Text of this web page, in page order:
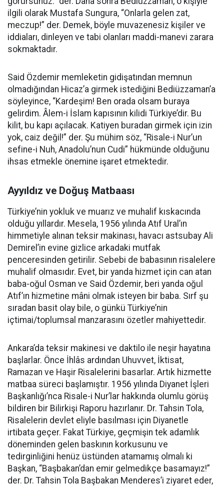
ilgili olarak Mustafa Sungura, “Onlarla gelen zat,
meczup!” der. Demek, böyle muvazenesiz kişiler ve
iddiaları, dinleyen ve tabi olanları maddi-manevi zarara
sokmaktadır.
Said Özdemir memleketin gidişatından memnun
olmadığından Hicaz’a girmek istediğini Bediüzzaman’a
söyleyince, “Kardeşim! Ben orada olsam buraya
gelirdim. Âlem-i İslam kapısının kilidi Türkiye’dir. Bu
kilit, bu kapı açılacak. Katiyen buradan girmek için izin
yok, caiz değil!” der. Şu mühim söz, “Risale-i Nur’un
sefine-i Nuh, Anadolu’nun Cudi” hükmünde olduğunu
ihsas etmekle önemine işaret etmektedir.
Ayyıldız ve Doğuş Matbaası
Türkiye’nin yokluk ve muarız ve muhalif kıskacında
olduğu yıllardır. Mesela, 1956 yılında Atıf Ural’ın
himmetiyle alınan teksir makinası, havacı astsubay Ali
Demirel’in evine gizlice arkadaki mutfak
penceresinden getirilir. Sebebi de babasının risalelere
muhalif olmasıdır. Evet, bir yanda hizmet için can atan
baba-oğul Osman ve Said Özdemir, beri yanda oğul
Atıf’ın hizmetine mâni olmak isteyen bir baba. Sırf şu
sıradan basit olay bile, o günkü Türkiye’nin
içtimai/toplumsal manzarasını özetler mahiyettedir.
Ankara’da teksir makinesi ve daktilo ile neşir hayatına
başlarlar. Önce İhlâs ardından Uhuvvet, İktisat,
Ramazan ve Haşir Risalelerini basarlar. Artık hizmette
matbaa süreci başlamıştır. 1956 yılında Diyanet İşleri
Başkanlığı’nca Risale-i Nur’lar hakkında olumlu görüş
bildiren bir Bilirkişi Raporu hazırlanır. Dr. Tahsin Tola,
Risalelerin devlet eliyle basılması için Diyanetle
irtibata geçer. Fakat Türkiye, geçmişin tek adamlık
döneminden gelen baskının korkusunu ve
tedirginliğini henüz üstünden atamamış olmalı ki
Başkan, “Başbakan’dan emir gelmedikçe basamayız!”
der. Dr. Tahsin Tola Başbakan Menderes’i ziyaret eder,